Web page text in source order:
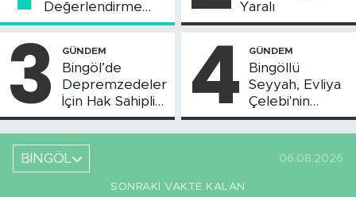
Değerlendirme
Toplantısı Yapıldı
Yaralı
3 GÜNDEM
Bingöl’de
Depremzedeler
İçin Hak Sahipliği
Askı Süreci
Başladı
4 GÜNDEM
Bingöllü
Seyyah, Evliya
Çelebi'nin
Bahsettiği
Bingöl'deki O
BİNGÖL 06.08.2026
SONRAKI VAKTE KALAN